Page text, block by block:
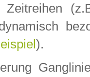
Zeitreihen
).